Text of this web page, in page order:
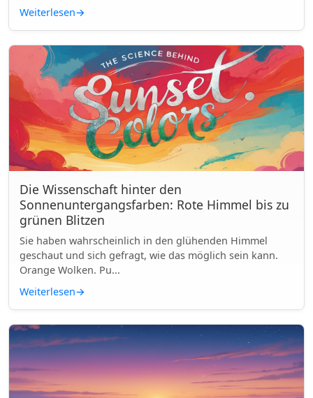
Weiterlesen→
Die Wissenschaft hinter den
Sonnenuntergangsfarben: Rote Himmel bis zu
grünen Blitzen
Sie haben wahrscheinlich in den glühenden Himmel
geschaut und sich gefragt, wie das möglich sein kann.
Orange Wolken. Pu...
Weiterlesen→